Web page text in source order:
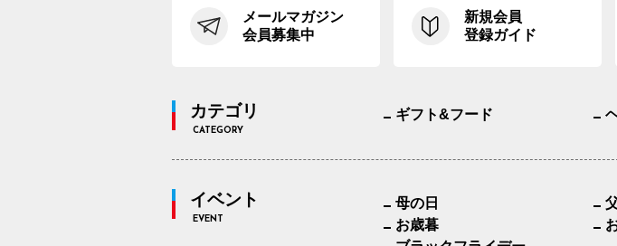
メールマガジン
会員募集中
新規会員
登録ガイド
カテゴリ
CATEGORY
ギフト&フード
イベント
EVENT
母の日
お歳暮